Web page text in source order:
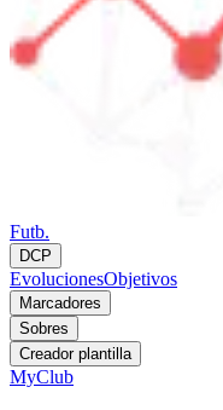
Futb.
DCP
EvolucionesObjetivos
Marcadores
Sobres
Creador plantilla
MyClub